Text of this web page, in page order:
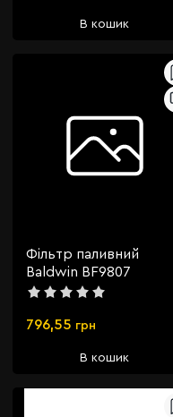
В кошик
Фільтр паливний
Baldwin BF9807
796,55 грн
В кошик